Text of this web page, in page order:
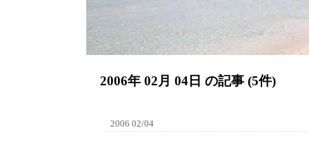
2006年 02月 04日 の記事 (5件)
2006 02/04